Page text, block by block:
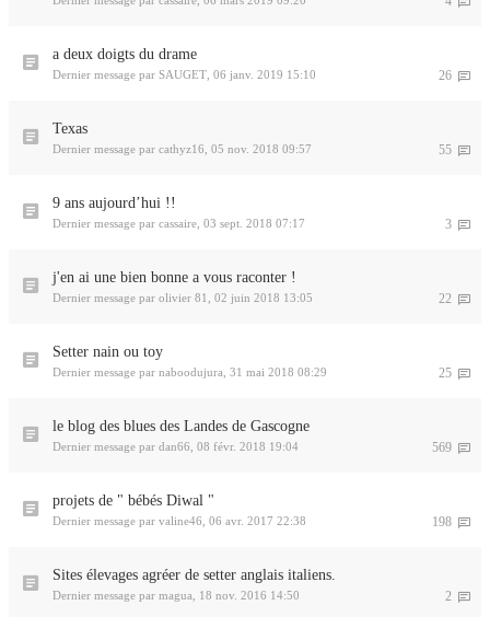
a deux doigts du drame
26
Dernier message par SAUGET 06 janv. 2019 15:10
Texas
55
Dernier message par cathyz16 05 nov. 2018 09:57
9 ans aujourd’hui !!
3
Dernier message par cassaire 03 sept. 2018 07:17
j'en ai une bien bonne a vous raconter !
22
Dernier message par olivier 81 02 juin 2018 13:05
Setter nain ou toy
25
Dernier message par naboodujura 31 mai 2018 08:29
le blog des blues des Landes de Gascogne
569
Dernier message par dan66 08 févr. 2018 19:04
projets de " bébés Diwal "
198
Dernier message par valine46 06 avr. 2017 22:38
Sites élevages agréer de setter anglais italiens.
2
Dernier message par magua 18 nov. 2016 14:50